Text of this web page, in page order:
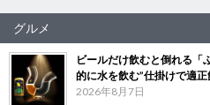
グルメ
ビールだけ飲むと倒れる
的に水を飲む”仕掛けで適
2026年8月7日